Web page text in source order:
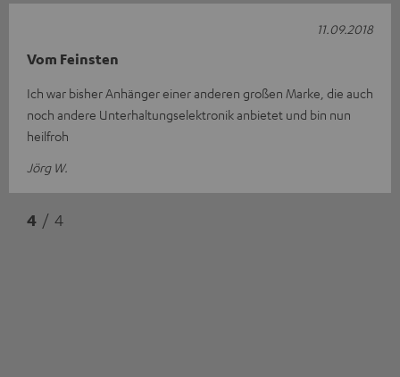
Vom Feinsten
Ich war bisher Anhänger einer anderen großen Marke, die auch
noch andere Unterhaltungselektronik anbietet und bin nun
heilfroh
Jörg W.
11.09.2018
4 / 4